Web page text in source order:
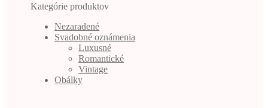
Kategórie produktov
Nezaradené
Svadobné oznámenia
Luxusné
Romantické
Vintage
Obálky